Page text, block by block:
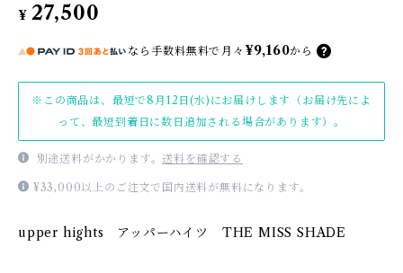
¥ 27,500
なら 手数料無料で 月々 ¥9,160から
※この商品は、最短で8月12日(水)にお届けします（お届け先によ
って、最短到着日に数日追加される場合があります）。
別途送料がかかります。送料を確認する
¥33,000以上のご注文で国内送料が無料になります。
upper hights アッパーハイツ THE MISS SHADE